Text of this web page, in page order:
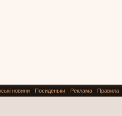
новини Посиденьки Реклама Правила